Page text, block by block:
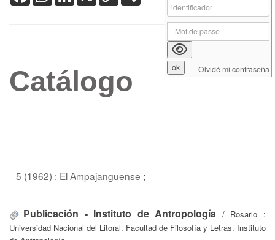
Catálogo
5 (1962) : El Ampajanguense ;
Publicación - Instituto de Antropología / Rosario :
Universidad Nacional del Litoral. Facultad de Filosofía y Letras. Instituto
Olvidé mi contraseña